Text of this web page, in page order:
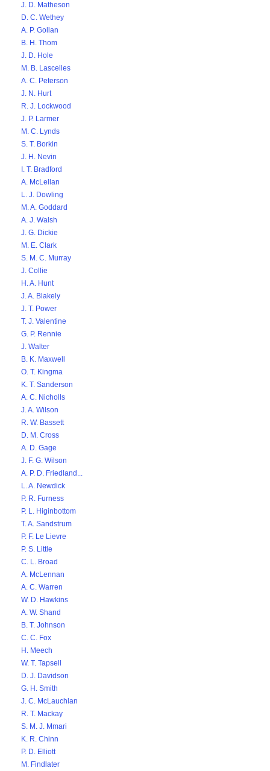
J. D. Matheson
D. C. Wethey
A. P. Gollan
B. H. Thom
J. D. Hole
M. B. Lascelles
A. C. Peterson
J. N. Hurt
R. J. Lockwood
J. P. Larmer
M. C. Lynds
S. T. Borkin
J. H. Nevin
I. T. Bradford
A. McLellan
L. J. Dowling
M. A. Goddard
A. J. Walsh
J. G. Dickie
M. E. Clark
S. M. C. Murray
J. Collie
H. A. Hunt
J. A. Blakely
J. T. Power
T. J. Valentine
G. P. Rennie
J. Walter
B. K. Maxwell
O. T. Kingma
K. T. Sanderson
A. C. Nicholls
J. A. Wilson
R. W. Bassett
D. M. Cross
A. D. Gage
J. F. G. Wilson
A. P. D. Friedland...
L. A. Newdick
P. R. Furness
P. L. Higinbottom
T. A. Sandstrum
P. F. Le Lievre
P. S. Little
C. L. Broad
A. McLennan
A. C. Warren
W. D. Hawkins
A. W. Shand
B. T. Johnson
C. C. Fox
H. Meech
W. T. Tapsell
D. J. Davidson
G. H. Smith
J. C. McLauchlan
R. T. Mackay
S. M. J. Mmari
K. R. Chinn
P. D. Elliott
M. Findlater